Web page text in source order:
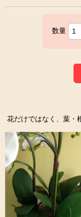
数量
花だけではなく、葉・